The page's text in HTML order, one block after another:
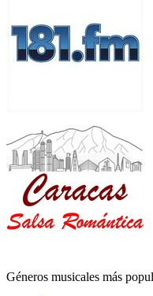
Géneros musicales más